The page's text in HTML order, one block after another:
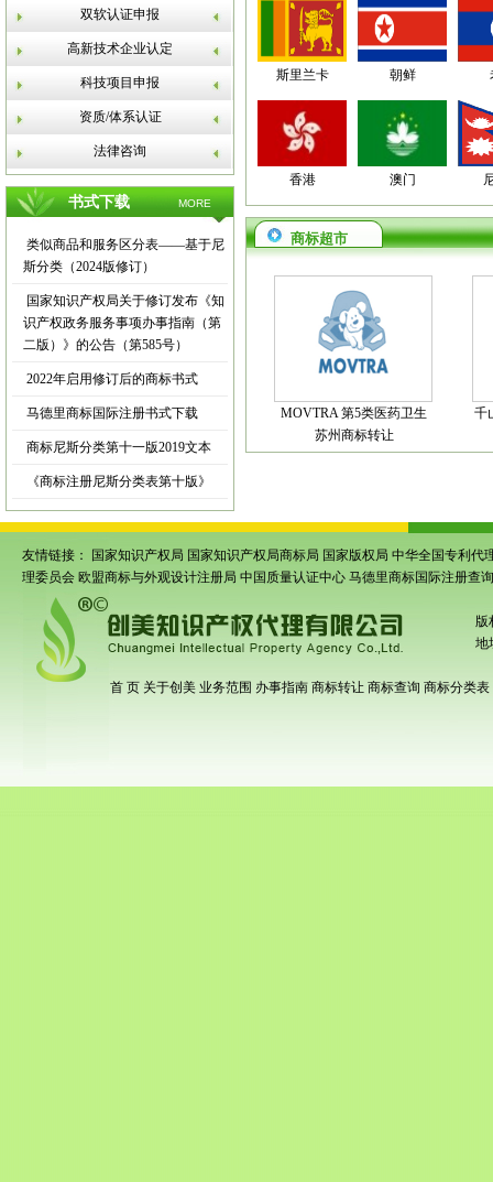
双软认证申报
高新技术企业认定
科技项目申报
资质/体系认证
法律咨询
书式下载 MORE
类似商品和服务区分表——基于尼
斯分类（2024版修订）
国家知识产权局关于修订发布《知
识产权政务服务事项办事指南（第
二版）》的公告（第585号）
2022年启用修订后的商标书式
马德里商标国际注册书式下载
商标尼斯分类第十一版2019文本
《商标注册尼斯分类表第十版》
斯里兰卡 朝鲜
香港 澳门
商标超市
MOVTRA 第5类医药卫生
苏州商标转让
千
友情链接： 国家知识产权局 国家知识产权局商标局 国家版权局 中华全国专利代
理委员会 欧盟商标与外观设计注册局 中国质量认证中心 马德里商标国际注册查询
版
地
首 页 关于创美 业务范围 办事指南 商标转让 商标查询 商标分类表